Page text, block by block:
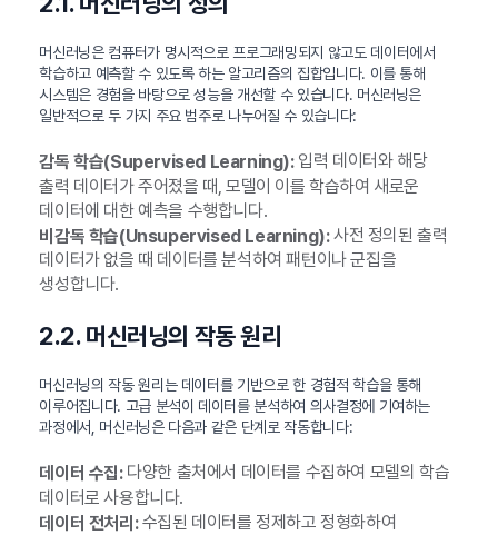
머신러닝은 컴퓨터가 명시적으로 프로그래밍되지 않고도 데이터에서
학습하고 예측할 수 있도록 하는 알고리즘의 집합입니다. 이를 통해
시스템은 경험을 바탕으로 성능을 개선할 수 있습니다. 머신러닝은
일반적으로 두 가지 주요 범주로 나누어질 수 있습니다:
감독 학습(Supervised Learning):입력 데이터와 해당
출력 데이터가 주어졌을 때, 모델이 이를 학습하여 새로운
데이터에 대한 예측을 수행합니다.
비감독 학습(Unsupervised Learning):사전 정의된 출력
데이터가 없을 때 데이터를 분석하여 패턴이나 군집을
생성합니다.
2.2. 머신러닝의 작동 원리
머신러닝의 작동 원리는 데이터를 기반으로 한 경험적 학습을 통해
이루어집니다. 고급 분석이 데이터를 분석하여 의사결정에 기여하는
과정에서, 머신러닝은 다음과 같은 단계로 작동합니다:
데이터 수집:다양한 출처에서 데이터를 수집하여 모델의 학습
데이터로 사용합니다.
데이터 전처리:수집된 데이터를 정제하고 정형화하여